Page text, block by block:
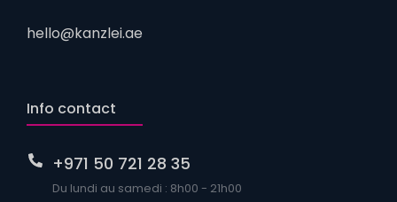
hello@kanzlei.ae
Info contact
+971 50 721 28 35
Du lundi au samedi : 8h00 - 21h00